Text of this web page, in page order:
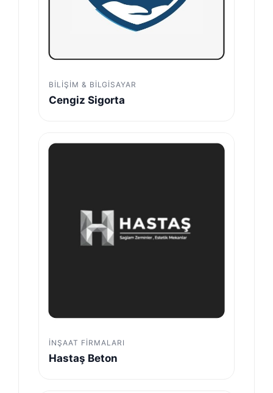
BILIŞIM & BILGISAYAR
Cengiz Sigorta
İNŞAAT FIRMALARI
Hastaş Beton